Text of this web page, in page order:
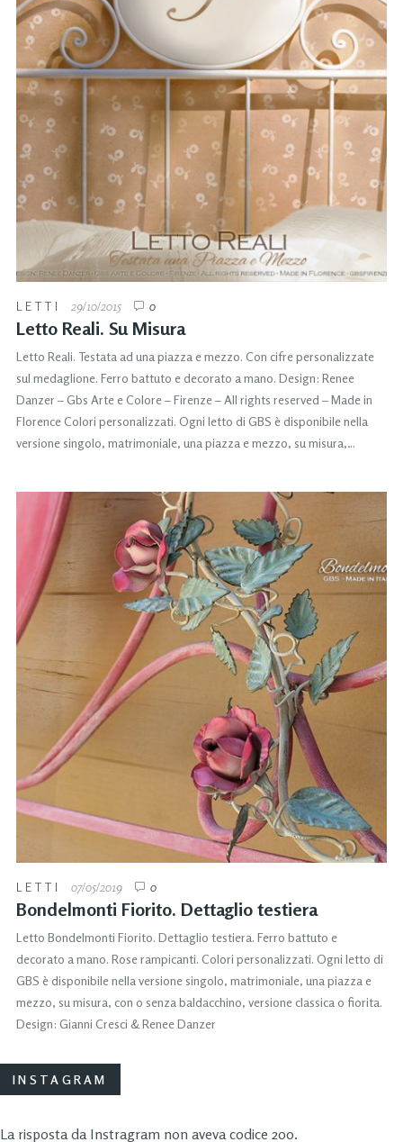
LETTI 29/10/2015 0
Letto Reali. Su Misura
Letto Reali. Testata ad una piazza e mezzo. Con cifre personalizzate
sul medaglione. Ferro battuto e decorato a mano. Design: Renee
Danzer – Gbs Arte e Colore – Firenze – All rights reserved – Made in
Florence Colori personalizzati. Ogni letto di GBS è disponibile nella
versione singolo, matrimoniale, una piazza e mezzo, su misura,…
LETTI 07/05/2019 0
Bondelmonti Fiorito. Dettaglio testiera
Letto Bondelmonti Fiorito. Dettaglio testiera. Ferro battuto e
decorato a mano. Rose rampicanti. Colori personalizzati. Ogni letto di
GBS è disponibile nella versione singolo, matrimoniale, una piazza e
mezzo, su misura, con o senza baldacchino, versione classica o fiorita.
Design: Gianni Cresci & Renee Danzer
INSTAGRAM
La risposta da Instragram non aveva codice 200.